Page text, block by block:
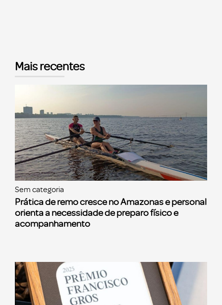
Mais recentes
Sem categoria
Prática de remo cresce no Amazonas e personal
orienta a necessidade de preparo físico e
acompanhamento